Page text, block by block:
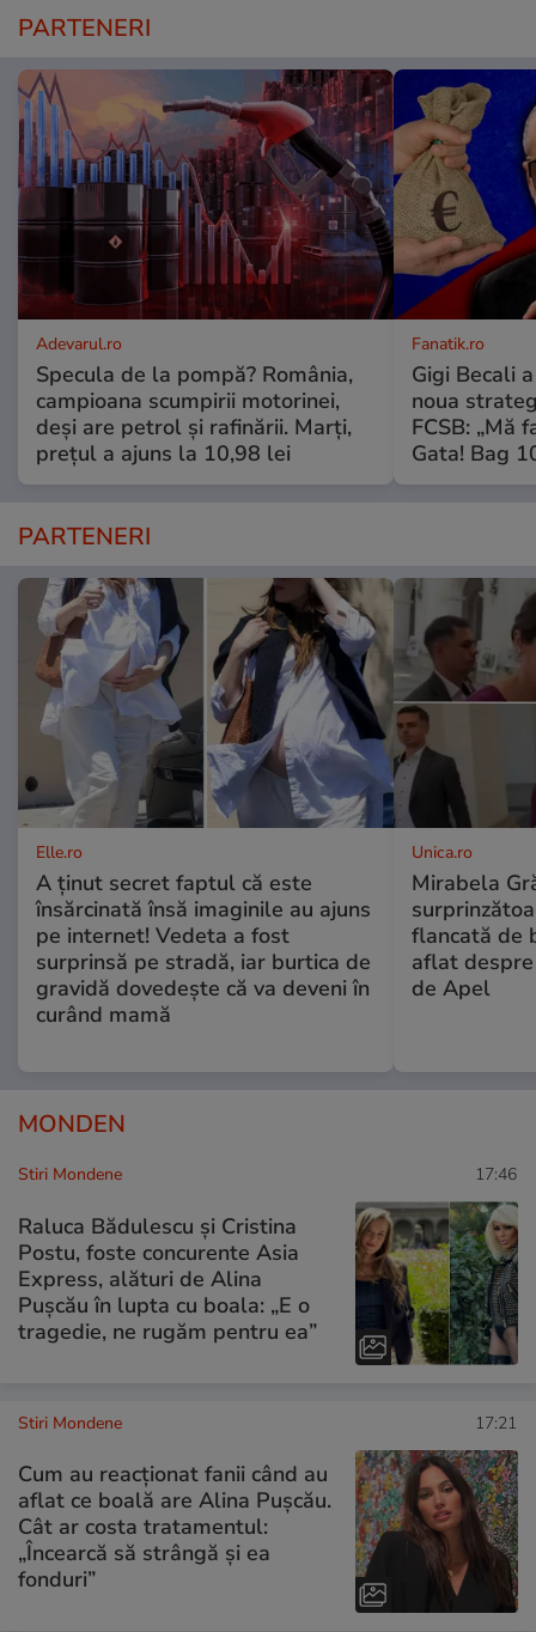
PARTENERI
Adevarul.ro
Specula de la pompă? România,
campioana scumpirii motorinei,
deși are petrol și rafinării. Marți,
prețul a ajuns la 10,98 lei
Fanatik.ro
Gigi Becali
noua
FCSB: „Mă
Gata! Bag
PARTENERI
Elle.ro
A ținut secret faptul că este
însărcinată însă imaginile au ajuns
pe internet! Vedeta a fost
surprinsă pe stradă, iar burtica de
gravidă dovedește că va deveni în
curând mamă
Unica.ro
Mirabela
flancată de
aflat
de Apel
MONDEN
Stiri Mondene 17:46
Raluca Bădulescu și Cristina
Postu, foste concurente Asia
Express, alături de Alina
Pușcău în lupta cu boala: „E o
tragedie, ne rugăm pentru ea”
Stiri Mondene 17:21
Cum au reacționat fanii când au
aflat ce boală are Alina Pușcău.
Cât ar costa tratamentul:
„Încearcă să strângă și ea
fonduri”